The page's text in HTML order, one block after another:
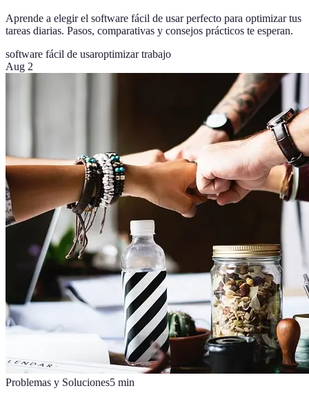
Aprende a elegir el software fácil de usar perfecto para optimizar tus
tareas diarias. Pasos, comparativas y consejos prácticos te esperan.
software fácil de usaroptimizar trabajo
Aug 2
Problemas y Soluciones5 min